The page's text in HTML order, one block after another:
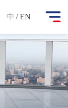
中 / EN